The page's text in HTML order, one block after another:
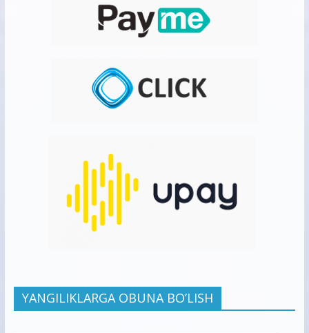
YANGILIKLARGA OBUNA BO’LISH